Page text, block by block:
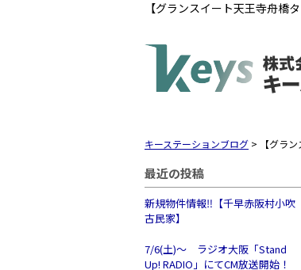
【グランスイート天王寺舟橋
キーステーションブログ > 【グラ
最近の投稿
新規物件情報‼【千早赤阪村小吹
古民家】
7/6(土)～ ラジオ大阪「Stand
Up! RADIO」にてCM放送開始！